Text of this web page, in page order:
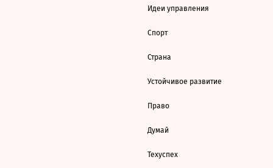
Идеи управления
Спорт
Страна
Устойчивое развитие
Право
Думай
Техуспех